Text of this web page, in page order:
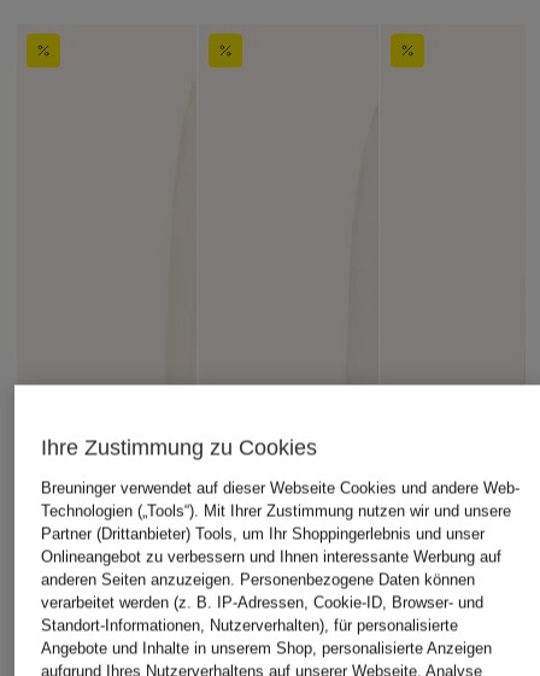
Ihre Zustimmung zu Cookies
Breuninger verwendet auf dieser Webseite Cookies und andere Web-
Technologien („Tools“). Mit Ihrer Zustimmung nutzen wir und unsere
Partner (Drittanbieter) Tools, um Ihr Shoppingerlebnis und unser
Onlineangebot zu verbessern und Ihnen interessante Werbung auf
anderen Seiten anzuzeigen. Personenbezogene Daten können
verarbeitet werden (z. B. IP-Adressen, Cookie-ID, Browser- und
Standort-Informationen, Nutzerverhalten), für personalisierte
Angebote und Inhalte in unserem Shop, personalisierte Anzeigen
aufgrund Ihres Nutzerverhaltens auf unserer Webseite, Analyse